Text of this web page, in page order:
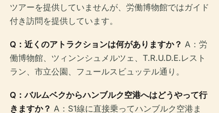
ツアーを提供していませんが、労働博物館ではガイド
付き訪問を提供しています。
Q：近くのアトラクションは何がありますか？ A：労
働博物館、ツィンンシュメルツェ、T.R.U.D.E.レスト
ラン、市立公園、フュールスビュッテル通り。
Q：バルムベクからハンブルク空港へはどうやって行
きますか？ A：S1線に直接乗ってハンブルク空港ま